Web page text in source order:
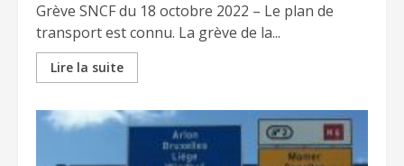
Grève SNCF du 18 octobre 2022 – Le plan de
transport est connu. La grève de la...
Lire la suite